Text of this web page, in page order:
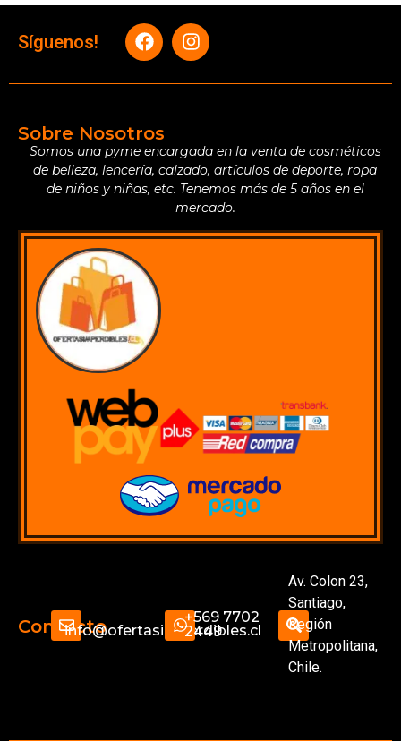
Síguenos!
Sobre Nosotros
Somos una pyme encargada en la venta de cosméticos
de belleza, lencería, calzado, artículos de deporte, ropa
de niños y niñas, etc. Tenemos más de 5 años en el
mercado.
Contactoinfo@ofertasimperdibles.cl
+569 7702
2449
Av. Colon 23,
Santiago,
Región
Metropolitana,
Chile.